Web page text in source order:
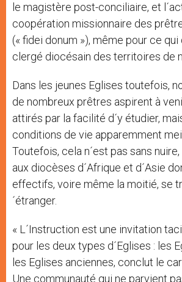
le magistère post-conciliaire, et
coopération missionnaire des
(« fidei donum »), même pour ce
clergé diocésain des territoires de
Dans les jeunes Eglises toutefois,
de nombreux prêtres aspirent à
attirés par la facilité d´y étudier,
conditions de vie apparemment
Toutefois, cela n´est pas sans
aux diocèses d´Afrique et d´Asie
effectifs, voire même la moitié, se
´étranger.
« L´Instruction est une invitation
pour les deux types d´Eglises : les
les Eglises anciennes, conclut le
Une communauté qui ne parvient